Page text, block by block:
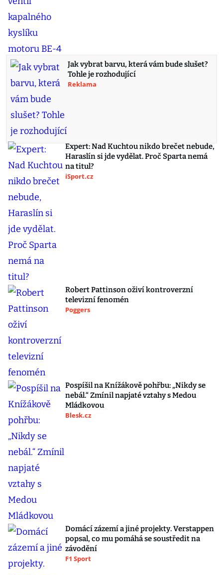
Jak vybrat barvu, která vám bude slušet?
Tohle je rozhodující
Reklama
Expert: Nad Kuchtou nikdo brečet nebude,
Haraslín si jde vydělat. Proč Sparta nemá
na titul?
iSport.cz
Robert Pattinson oživí kontroverzní
televizní fenomén
Poggers
Pospíšil na Knížákově pohřbu: „Nikdy se
nebál.“ Zmínil napjaté vztahy s Medou
Mládkovou
Blesk.cz
Domácí zázemí a jiné projekty. Verstappen
popsal, co mu pomáhá se soustředit na
závodění
F1 Sport